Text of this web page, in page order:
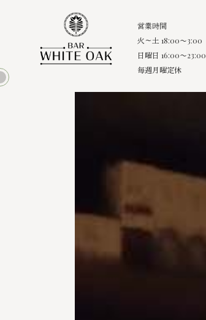
営業時間
火～土 18:00〜3:00
日曜日 16:00〜23:00
毎週月曜定休